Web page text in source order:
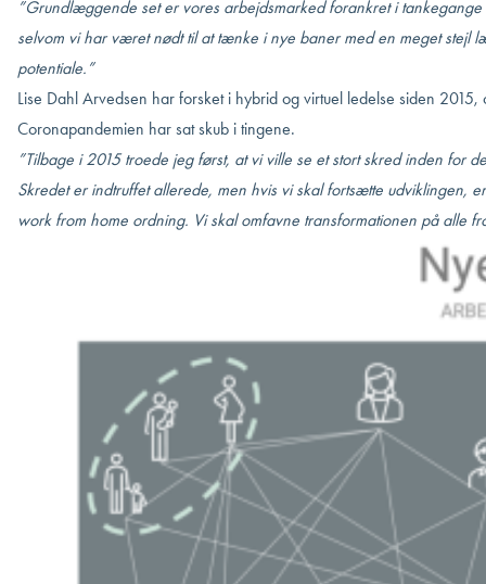
”Grundlæggende set er vores arbejdsmarked forankret i
selvom vi har været nødt til at tænke i nye baner med en meget stejl
potentiale.”
Lise Dahl Arvedsen har forsket i hybrid og virtuel ledelse siden
Coronapandemien har sat skub i tingene.
”Tilbage i 2015 troede jeg først, at vi ville se et stort skred inden for
Skredet er indtruffet allerede, men hvis vi skal fortsætte udviklingen,
work from home ordning. Vi skal omfavne transformationen på alle